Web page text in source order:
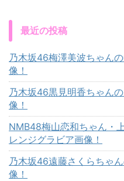
最近の投稿
乃木坂46梅澤美波ちゃん
像！
乃木坂46黒見明香ちゃん
像！
NMB48梅山恋和ちゃん・
レンジグラビア画像！
乃木坂46遠藤さくらちゃ
像！